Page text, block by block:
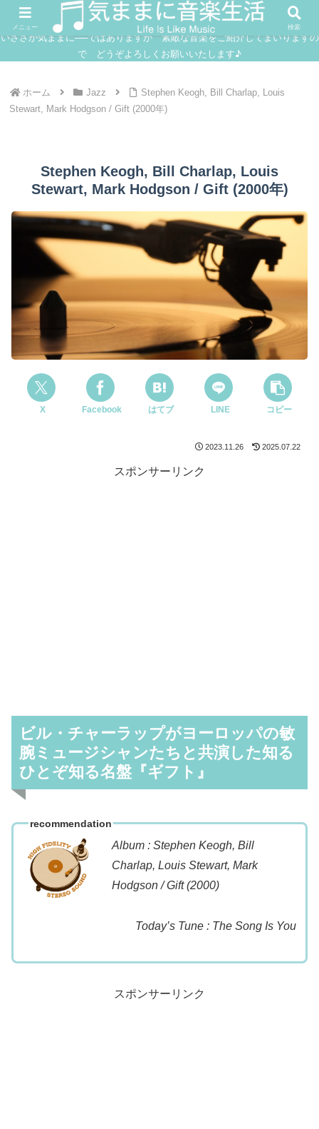
JAZZ SOUNDTRACK
いささか気ままに──ではありますが 素敵な音楽をご紹介してまいりますの
で どうぞよろしくお願いいたします♪
ホーム Jazz
Stephen Keogh, Bill Charlap, Louis
Stewart, Mark Hodgson / Gift (2000年)
Stephen Keogh, Bill Charlap, Louis
Stewart, Mark Hodgson / Gift (2000年)
X Facebook はてブ LINE コピー
2023.11.26 2025.07.22
スポンサーリンク
ビル・チャーラップがヨーロッパの敏
腕ミュージシャンたちと共演した知る
ひとぞ知る名盤『ギフト』
recommendation
Album : Stephen Keogh, Bill
Charlap, Louis Stewart, Mark
Hodgson / Gift (2000)
Today’s Tune : The Song Is You
スポンサーリンク
メニュー 検索